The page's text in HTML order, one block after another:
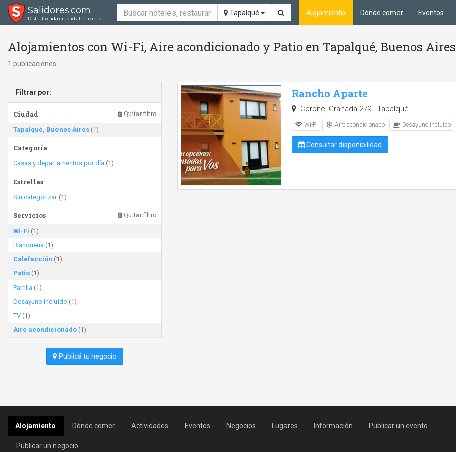
Salidores.com
Disfrutá cada ciudad al máximo
Tapalqué Alojamiento Dónde comer Eventos
Alojamientos con Wi-Fi, Aire acondicionado y Patio en Tapalqué, Buenos Aires
1 publicaciones
Filtrar por:
Ciudad Quitar filtro
Tapalqué, Buenos Aires (1)
Categoría
Casas y departamentos por día (1)
Estrellas
Sin categorizar(1)
Servicios Quitar filtro
Wi-Fi (1)
Blanquería (1)
Calefacción (1)
Patio (1)
Parrilla (1)
Desayuno incluido (1)
TV (1)
Aire acondicionado (1)
Publicá tu negocio
Rancho Aparte
Coronel Granada 279 - Tapalqué
Wi-Fi Aire acondicionado Desayuno incluido
Consultar disponibilidad
Alojamiento Dónde comer Actividades Eventos Negocios Lugares Información Publicar un evento
Publicar un negocio